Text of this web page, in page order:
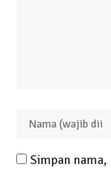
Simpan